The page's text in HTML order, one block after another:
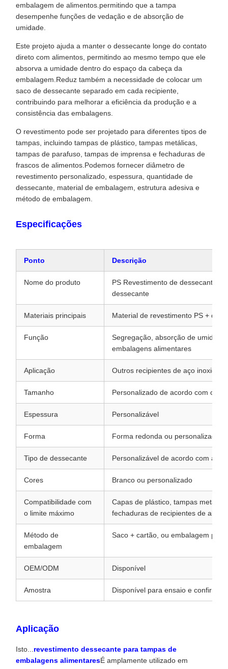
embalagem de alimentos.permitindo que a tampa
desempenhe funções de vedação e de absorção de
umidade.
Este projeto ajuda a manter o dessecante longe do contato
direto com alimentos, permitindo ao mesmo tempo que ele
absorva a umidade dentro do espaço da cabeça da
embalagem.Reduz também a necessidade de colocar um
saco de dessecante separado em cada recipiente,
contribuindo para melhorar a eficiência da produção e a
consistência das embalagens.
O revestimento pode ser projetado para diferentes tipos de
tampas, incluindo tampas de plástico, tampas metálicas,
tampas de parafuso, tampas de imprensa e fechaduras de
frascos de alimentos.Podemos fornecer diâmetro de
revestimento personalizado, espessura, quantidade de
dessecante, material de embalagem, estrutura adesiva e
método de embalagem.
Especificações
Ponto Descrição
Nome do produto
PS Revestimento de dessecante /
dessecante
Materiais principais Material de revestimento PS +
Função
Segregação, absorção de
embalagens alimentares
Aplicação Outros recipientes de aço
Tamanho Personalizado de acordo com o
Espessura Personalizável
Forma Forma redonda ou personalizada
Tipo de dessecante Personalizável de acordo com as
Cores Branco ou personalizado
Compatibilidade com
o limite máximo
Capas de plástico, tampas
fechaduras de recipientes de
Método de
embalagem
Saco + cartão, ou embalagem
OEM/ODM Disponível
Amostra Disponível para ensaio e
Aplicação
Isto... revestimento dessecante para tampas de
embalagens alimentaresÉ amplamente utilizado em